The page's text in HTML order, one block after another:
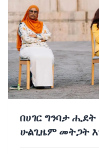
በሀገር ግንባታ
ሁልጊዜም መትጋት
ነው - ዶክተር